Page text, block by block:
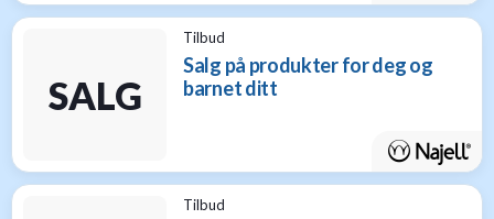
SALG
Tilbud
Salg på produkter for deg og
barnet ditt
Tilbud